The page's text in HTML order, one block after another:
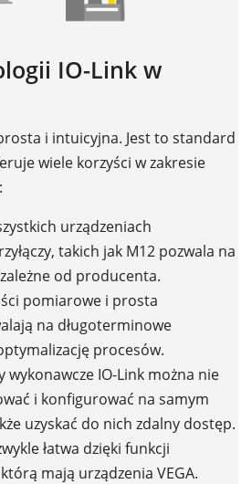
IO-Link w
i intuicyjna. Jest to standard
wiele korzyści w zakresie
urządzeniach
takich jak M12 pozwala na
od producenta.
pomiarowe i prosta
na długoterminowe
procesów.
wykonawcze IO-Link można nie
i konfigurować na samym
uzyskać do nich zdalny dostęp.
łatwa dzięki funkcji
mają urządzenia VEGA.